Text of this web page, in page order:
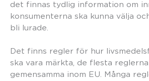
det finnas tydlig information om
konsumenterna ska kunna välja
bli lurade.
Det finns regler för hur
ska vara märkta, de flesta
gemensamma inom EU. Många